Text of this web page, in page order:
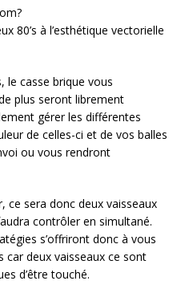
80’s à l’esthétique vectorielle
le casse brique vous
plus seront librement
gérer les différentes
de celles-ci et de vos balles
ou vous rendront
ce sera donc deux vaisseaux
contrôler en simultané.
s’offriront donc à vous
car deux vaisseaux ce sont
d’être touché.